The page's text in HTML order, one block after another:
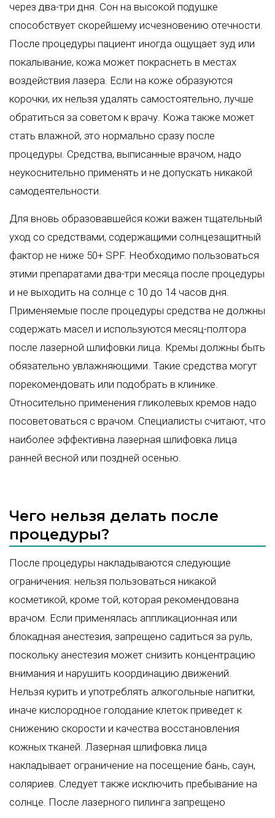
через два-три дня. Сон на высокой подушке
способствует скорейшему исчезновению отечности.
После процедуры пациент иногда ощущает зуд или
покалывание, кожа может покраснеть в местах
воздействия лазера. Если на коже образуются
корочки, их нельзя удалять самостоятельно, лучше
обратиться за советом к врачу. Кожа также может
стать влажной, это нормально сразу после
процедуры. Средства, выписанные врачом, надо
неукоснительно применять и не допускать никакой
самодеятельности.
Для вновь образовавшейся кожи важен тщательный
уход со средствами, содержащими солнцезащитный
фактор не ниже 50+ SPF. Необходимо пользоваться
этими препаратами два-три месяца после процедуры
и не выходить на солнце с 10 до 14 часов дня.
Применяемые после процедуры средства не должны
содержать масел и используются месяц-полтора
после лазерной шлифовки лица. Кремы должны быть
обязательно увлажняющими. Такие средства могут
порекомендовать или подобрать в клинике.
Относительно применения гликолевых кремов надо
посоветоваться с врачом. Специалисты считают, что
наиболее эффективна лазерная шлифовка лица
ранней весной или поздней осенью.
Чего нельзя делать после
процедуры?
После процедуры накладываются следующие
ограничения: нельзя пользоваться никакой
косметикой, кроме той, которая рекомендована
врачом. Если применялась аппликационная или
блокадная анестезия, запрещено садиться за руль,
поскольку анестезия может снизить концентрацию
внимания и нарушить координацию движений.
Нельзя курить и употреблять алкогольные напитки,
иначе кислородное голодание клеток приведет к
снижению скорости и качества восстановления
кожных тканей. Лазерная шлифовка лица
накладывает ограничение на посещение бань, саун,
соляриев. Следует также исключить пребывание на
солнце. После лазерного пилинга запрещено